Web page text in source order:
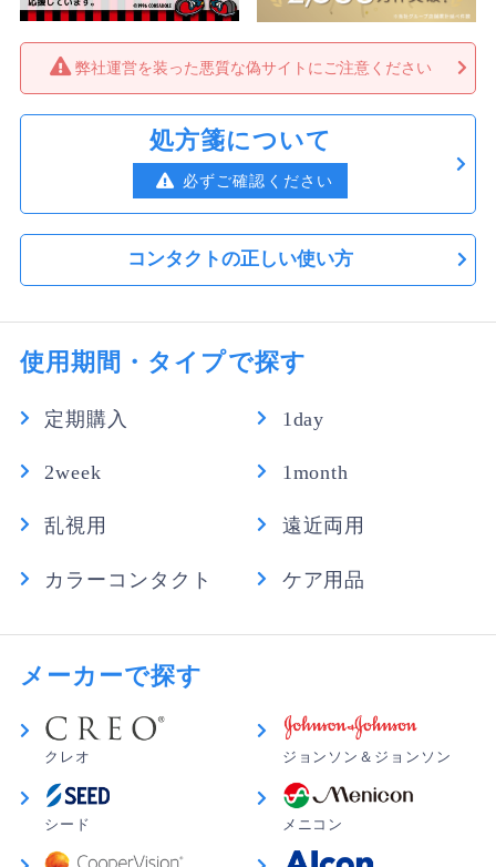
弊社運営を装った悪質な偽サイトにご注意ください
処方箋について
必ずご確認ください
コンタクトの正しい使い方
使用期間・タイプで探す
定期購入 1day
2week 1month
乱視用 遠近両用
カラーコンタクト ケア用品
メーカーで探す
クレオ ジョンソン＆ジョンソン
シード メニコン